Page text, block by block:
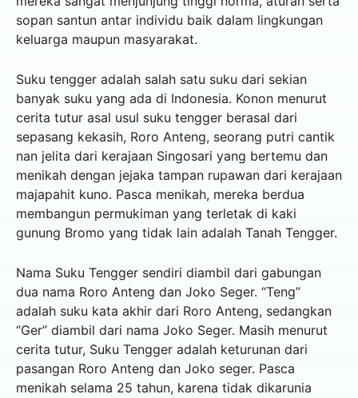
sopan santun antar individu baik dalam lingkungan
keluarga maupun masyarakat.
Suku tengger adalah salah satu suku dari sekian
banyak suku yang ada di Indonesia. Konon menurut
cerita tutur asal usul suku tengger berasal dari
sepasang kekasih, Roro Anteng, seorang putri cantik
nan jelita dari kerajaan Singosari yang bertemu dan
menikah dengan jejaka tampan rupawan dari kerajaan
majapahit kuno. Pasca menikah, mereka berdua
membangun permukiman yang terletak di kaki
gunung Bromo yang tidak lain adalah Tanah Tengger.
Nama Suku Tengger sendiri diambil dari gabungan
dua nama Roro Anteng dan Joko Seger. “Teng”
adalah suku kata akhir dari Roro Anteng, sedangkan
“Ger” diambil dari nama Joko Seger. Masih menurut
cerita tutur, Suku Tengger adalah keturunan dari
pasangan Roro Anteng dan Joko seger. Pasca
menikah selama 25 tahun, karena tidak dikarunia